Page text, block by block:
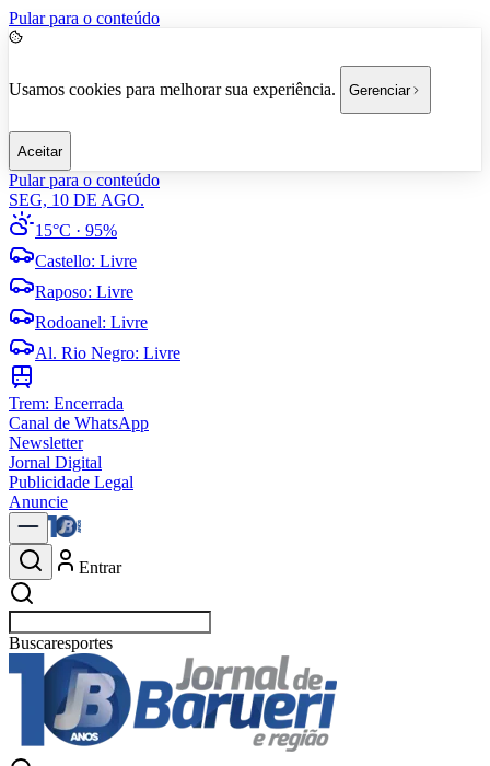
Pular para o conteúdo
Usamos cookies para melhorar sua experiência. Gerenciar
Aceitar
Pular para o conteúdo
SEG, 10 DE AGO.
15°C · 95%
Castello: Livre
Raposo: Livre
Rodoanel: Livre
Al. Rio Negro: Livre
Trem: Encerrada
Canal de WhatsApp
Newsletter
Jornal Digital
Publicidade Legal
Anuncie
Entrar
Buscarpolítica